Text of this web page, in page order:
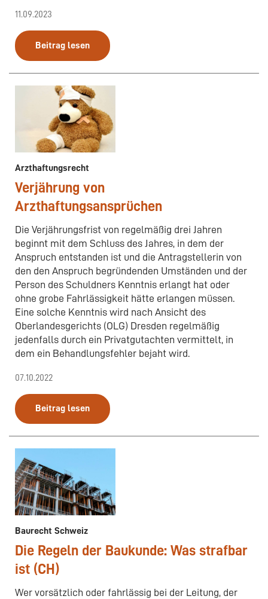
11.09.2023
Beitrag lesen
Arzthaftungsrecht
Verjährung von
Arzthaftungsansprüchen
Die Verjährungsfrist von regelmäßig drei Jahren
beginnt mit dem Schluss des Jahres, in dem der
Anspruch entstanden ist und die Antragstellerin von
den den Anspruch begründenden Umständen und der
Person des Schuldners Kenntnis erlangt hat oder
ohne grobe Fahrlässigkeit hätte erlangen müssen.
Eine solche Kenntnis wird nach Ansicht des
Oberlandesgerichts (OLG) Dresden regelmäßig
jedenfalls durch ein Privatgutachten vermittelt, in
dem ein Behandlungsfehler bejaht wird.
07.10.2022
Beitrag lesen
Baurecht Schweiz
Die Regeln der Baukunde: Was strafbar
ist (CH)
Wer vorsätzlich oder fahrlässig bei der Leitung, der